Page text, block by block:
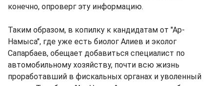
конечно, опроверг эту информацию.
Таким образом, в копилку к кандидатам от "Ар-
Намыса", где уже есть биолог Алиев и эколог
Сапарбаев, обещает добавиться специалист по
автомобильному хозяйству, почти всю жизнь
проработавший в фискальных органах и уволенный